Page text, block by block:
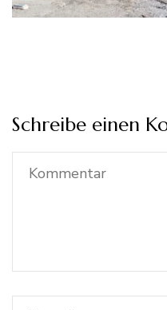
Schreibe einen